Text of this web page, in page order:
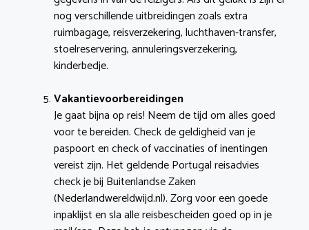
nog verschillende uitbreidingen zoals extra
ruimbagage, reisverzekering, luchthaven-transfer,
stoelreservering, annuleringsverzekering,
kinderbedje.
Vakantievoorbereidingen
Je gaat bijna op reis! Neem de tijd om alles goed
voor te bereiden. Check de geldigheid van je
paspoort en check of vaccinaties of inentingen
vereist zijn. Het geldende Portugal reisadvies
check je bij Buitenlandse Zaken
(Nederlandwereldwijd.nl). Zorg voor een goede
inpaklijst en sla alle reisbescheiden goed op in je